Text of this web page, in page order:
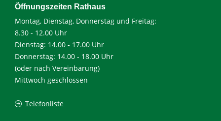
Öffnungszeiten Rathaus
Montag, Dienstag, Donnerstag und Freitag:
8.30 - 12.00 Uhr
Dienstag: 14.00 - 17.00 Uhr
Donnerstag: 14.00 - 18.00 Uhr
(oder nach Vereinbarung)
Mittwoch geschlossen
Telefonliste